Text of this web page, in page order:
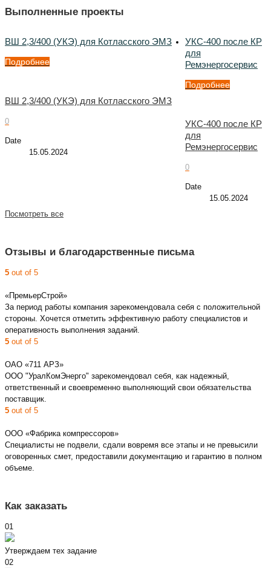
Выполненные проекты
ВШ 2,3/400 (УКЭ) для Котласского ЭМЗ
Подробнее
ВШ 2,3/400 (УКЭ) для Котласского ЭМЗ
0
Date
15.05.2024
УКС-400 после КР
для
Ремэнергосервис
Подробнее
УКС-400 после КР
для
Ремэнергосервис
0
Date
15.05.2024
Посмотреть все
Отзывы и благодарственные письма
5 out of 5
«ПремьерСтрой»
За период работы компания зарекомендовала себя с положительной
стороны. Хочется отметить эффективную работу специалистов и
оперативность выполнения заданий.
5 out of 5
ОАО «711 АРЗ»
ООО "УралКомЭнерго" зарекомендовал себя, как надежный,
ответственный и своевременно выполняющий свои обязательства
поставщик.
5 out of 5
ООО «Фабрика компрессоров»
Специалисты не подвели, сдали вовремя все этапы и не превысили
оговоренных смет, предоставили документацию и гарантию в полном
объеме.
Как заказать
01
Утверждаем тех задание
02